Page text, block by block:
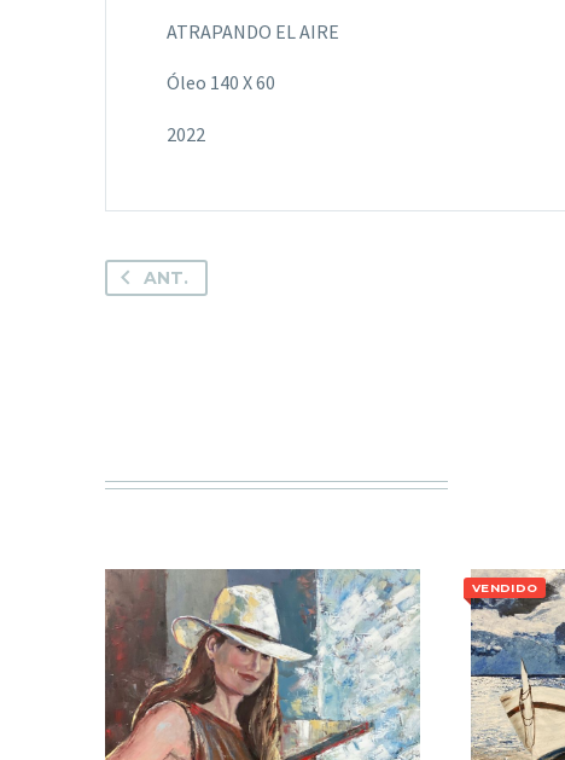
ATRAPANDO EL AIRE
Óleo 140 X 60
2022
ANT.
VENDIDO